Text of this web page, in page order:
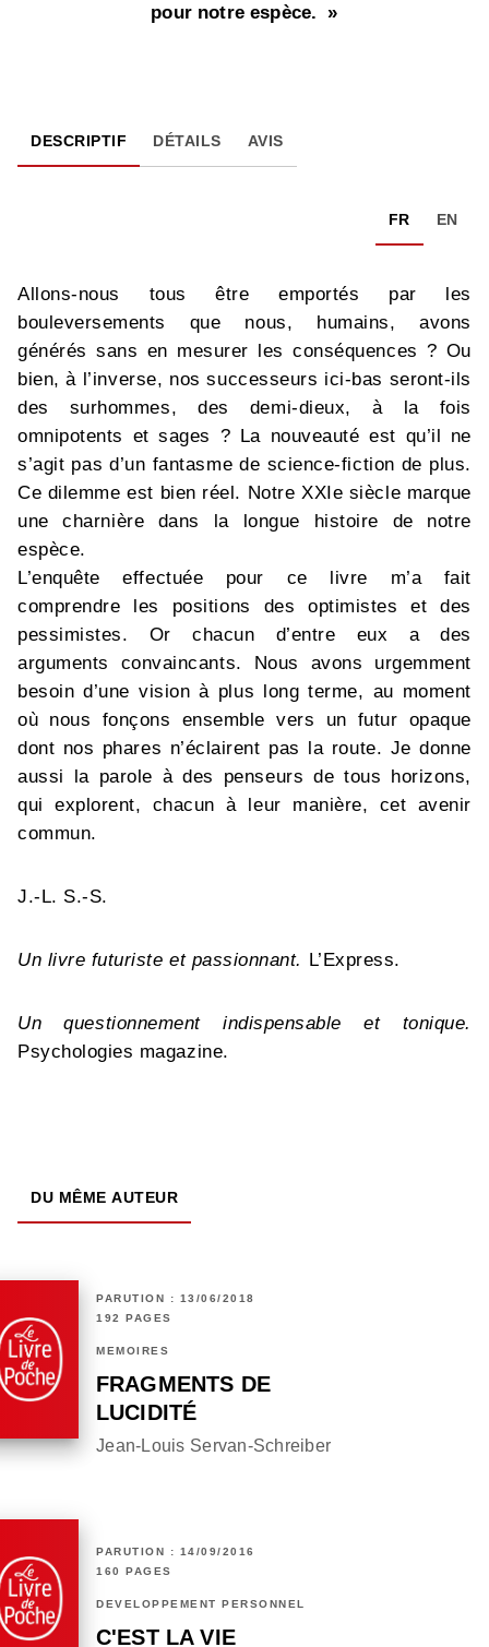
pour notre espèce. »
DESCRIPTIF DÉTAILS AVIS
FR EN
Allons-nous tous être emportés par les
bouleversements que nous, humains, avons
générés sans en mesurer les conséquences ? Ou
bien, à l’inverse, nos successeurs ici-bas seront-ils
des surhommes, des demi-dieux, à la fois
omnipotents et sages ? La nouveauté est qu’il ne
s’agit pas d’un fantasme de science-fiction de plus.
Ce dilemme est bien réel. Notre XXIe siècle marque
une charnière dans la longue histoire de notre
espèce.
L’enquête effectuée pour ce livre m’a fait
comprendre les positions des optimistes et des
pessimistes. Or chacun d’entre eux a des
arguments convaincants. Nous avons urgemment
besoin d’une vision à plus long terme, au moment
où nous fonçons ensemble vers un futur opaque
dont nos phares n’éclairent pas la route. Je donne
aussi la parole à des penseurs de tous horizons,
qui explorent, chacun à leur manière, cet avenir
commun.
J.-L. S.-S.
Un livre futuriste et passionnant. L’Express.
Un questionnement indispensable et tonique.
Psychologies magazine.
DU MÊME AUTEUR
PARUTION : 13/06/2018
192 PAGES
MÉMOIRES
FRAGMENTS DE
LUCIDITÉ
Jean-Louis Servan-Schreiber
PARUTION : 14/09/2016
160 PAGES
DÉVELOPPEMENT PERSONNEL
C'EST LA VIE